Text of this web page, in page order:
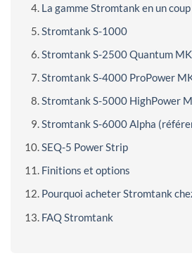
La gamme Stromtank en un
Stromtank S-1000
Stromtank S-2500 Quantum
Stromtank S-4000 ProPower
Stromtank S-5000 HighPower
Stromtank S-6000 Alpha
SEQ-5 Power Strip
Finitions et options
Pourquoi acheter Stromtank
FAQ Stromtank